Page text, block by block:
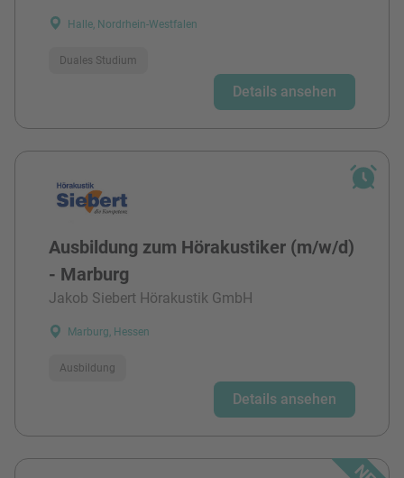
Halle, Nordrhein-Westfalen
Duales Studium
Details ansehen
Ausbildung zum Hörakustiker (m/w/d)
- Marburg
Jakob Siebert Hörakustik GmbH
Marburg, Hessen
Ausbildung
Details ansehen